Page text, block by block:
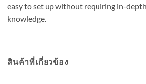
easy to set up without requiring in-
knowledge.
สินค้าที่เกี่ยวข้อง